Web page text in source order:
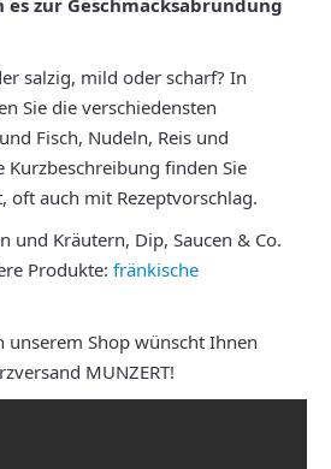
es zur Geschmacksabrundung
salzig, mild oder scharf? In
Sie die verschiedensten
Fisch, Nudeln, Reis und
Kurzbeschreibung finden Sie
oft auch mit Rezeptvorschlag.
und Kräutern, Dip, Saucen & Co.
Produkte: fränkische
unserem Shop wünscht Ihnen
MUNZERT!